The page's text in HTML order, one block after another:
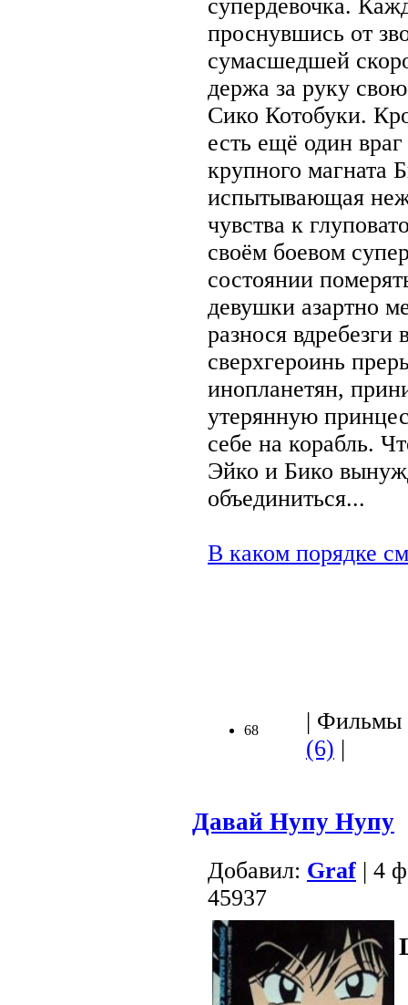
супердевочка.
проснувшись от
сумасшедшей
держа за руку
Сико Котобуки.
есть ещё один
крупного магната
испытывающая
чувства к
своём боевом
состоянии
девушки азартно
разнося
сверхгероинь
инопланетян,
утерянную
себе на корабль.
Эйко и Бико
объединиться...
В каком порядке
68
| Фильмы
(6) |
Давай Нупу Нупу
Добавил: Graf | 4
45937